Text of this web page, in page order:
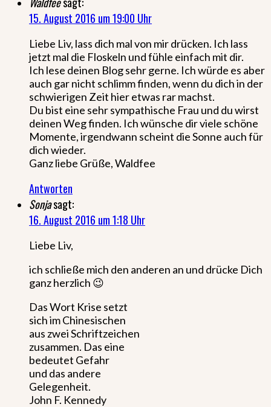
15. August 2016 um 19:00 Uhr
Liebe Liv, lass dich mal von mir drücken. Ich lass
jetzt mal die Floskeln und fühle einfach mit dir.
Ich lese deinen Blog sehr gerne. Ich würde es aber
auch gar nicht schlimm finden, wenn du dich in der
schwierigen Zeit hier etwas rar machst.
Du bist eine sehr sympathische Frau und du wirst
deinen Weg finden. Ich wünsche dir viele schöne
Momente, irgendwann scheint die Sonne auch für
dich wieder.
Ganz liebe Grüße, Waldfee
Antworten
Sonjasagt:
16. August 2016 um 1:18 Uhr
Liebe Liv,
ich schließe mich den anderen an und drücke Dich
ganz herzlich 😉
Das Wort Krise setzt
sich im Chinesischen
aus zwei Schriftzeichen
zusammen. Das eine
bedeutet Gefahr
und das andere
Gelegenheit.
John F. Kennedy